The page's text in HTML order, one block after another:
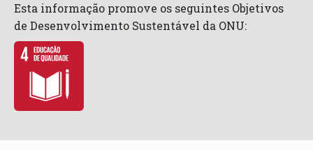
Esta informação promove os seguintes Objetivos
de Desenvolvimento Sustentável da ONU: